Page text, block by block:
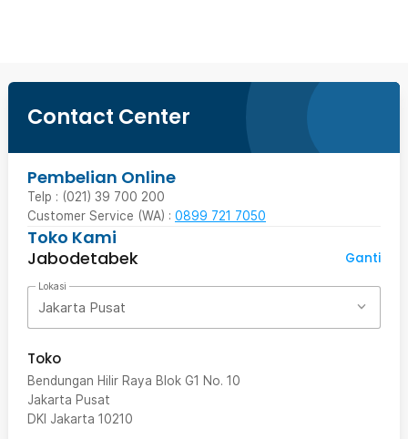
Contact Center
Pembelian Online
Telp : (021) 39 700 200
Customer Service (WA) : 0899 721 7050
Toko Kami
Jabodetabek
Ganti
Lokasi
Jakarta Pusat
Toko
Bendungan Hilir Raya Blok G1 No. 10
Jakarta Pusat
DKI Jakarta 10210